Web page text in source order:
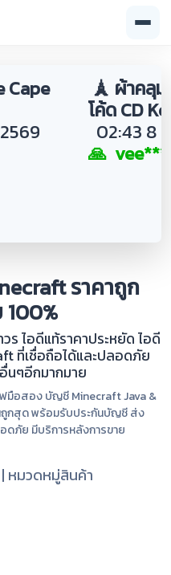
Cape 🗼 ผ้าคลุม
โค้ด CD
02:43 8
🙏 vee***
ราคาถูก
ร ไอดีแท้ราคาประหยัด ไอดี
ที่เชื่อถือได้และปลอดภัย
นๆอีกมากมาย
ฟมือสอง บัญชี Minecraft Java &
ถูกสุด พร้อมรับประกันบัญชี ส่ง
ดภัย มีบริการหลังการขาย
| หมวดหมู่สินค้า